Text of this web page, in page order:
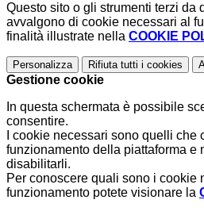
Questo sito o gli strumenti terzi da
avvalgono di cookie necessari al
finalità illustrate nella COOKIE
Personalizza Rifiuta tutti i cookies
Gestione cookie
In questa schermata è possibile
consentire.
I cookie necessari sono quelli che
funzionamento della piattaforma e
disabilitarli.
Per conoscere quali sono i cookie
funzionamento potete visionare la